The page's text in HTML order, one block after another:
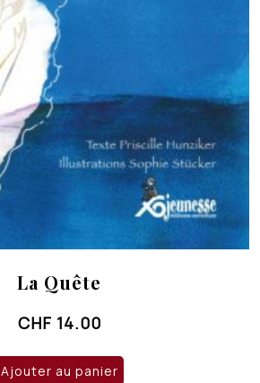
La Quête
CHF 14.00
Ajouter au panier